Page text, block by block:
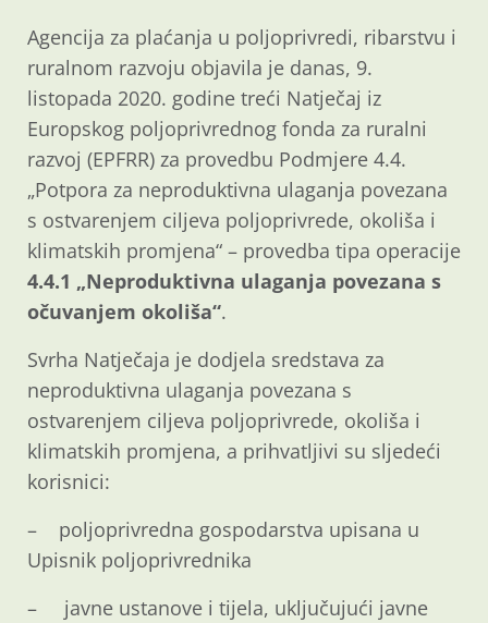
Agencija za plaćanja u poljoprivredi, ribarstvu i
ruralnom razvoju objavila je danas, 9.
listopada 2020. godine treći Natječaj iz
Europskog poljoprivrednog fonda za ruralni
razvoj (EPFRR) za provedbu Podmjere 4.4.
„Potpora za neproduktivna ulaganja povezana
s ostvarenjem ciljeva poljoprivrede, okoliša i
klimatskih promjena“ – provedba tipa operacije
4.4.1 „Neproduktivna ulaganja povezana s
očuvanjem okoliša“.
Svrha Natječaja je dodjela sredstava za
neproduktivna ulaganja povezana s
ostvarenjem ciljeva poljoprivrede, okoliša i
klimatskih promjena, a prihvatljivi su sljedeći
korisnici:
– poljoprivredna gospodarstva upisana u
Upisnik poljoprivrednika
– javne ustanove i tijela, uključujući javne